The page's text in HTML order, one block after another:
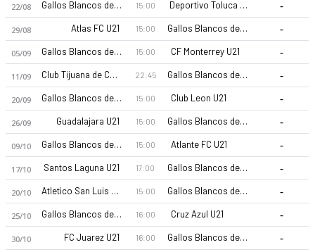
22/08 Gallos Blancos de Queretaro U21 15:00 Deportivo Toluca FC U21 -
29/08 Atlas FC U21 15:00 Gallos Blancos de Queretaro U21 -
05/09 Gallos Blancos de Queretaro U21 15:00 CF Monterrey U21 -
11/09 Club Tijuana de Caliente U21 22:45 Gallos Blancos de Queretaro U21 -
20/09 Gallos Blancos de Queretaro U21 15:00 Club Leon U21 -
26/09 Guadalajara U21 15:00 Gallos Blancos de Queretaro U21 -
09/10 Gallos Blancos de Queretaro U21 15:00 Atlante FC U21 -
17/10 Santos Laguna U21 17:00 Gallos Blancos de Queretaro U21 -
20/10 Atletico San Luis U21 15:00 Gallos Blancos de Queretaro U21 -
25/10 Gallos Blancos de Queretaro U21 16:00 Cruz Azul U21 -
30/10 FC Juarez U21 16:00 Gallos Blancos de Queretaro U21 -